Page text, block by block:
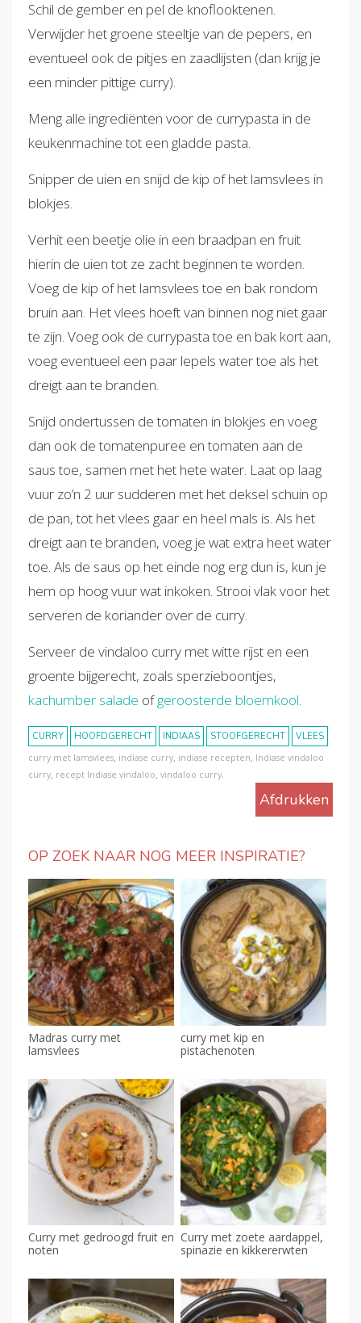
Schil de gember en pel de knoflooktenen.
Verwijder het groene steeltje van de pepers, en
eventueel ook de pitjes en zaadlijsten (dan krijg je
een minder pittige curry).
Meng alle ingrediënten voor de currypasta in de
keukenmachine tot een gladde pasta.
Snipper de uien en snijd de kip of het lamsvlees in
blokjes.
Verhit een beetje olie in een braadpan en fruit
hierin de uien tot ze zacht beginnen te worden.
Voeg de kip of het lamsvlees toe en bak rondom
bruin aan. Het vlees hoeft van binnen nog niet gaar
te zijn. Voeg ook de currypasta toe en bak kort aan,
voeg eventueel een paar lepels water toe als het
dreigt aan te branden.
Snijd ondertussen de tomaten in blokjes en voeg
dan ook de tomatenpuree en tomaten aan de
saus toe, samen met het hete water. Laat op laag
vuur zo’n 2 uur sudderen met het deksel schuin op
de pan, tot het vlees gaar en heel mals is. Als het
dreigt aan te branden, voeg je wat extra heet water
toe. Als de saus op het einde nog erg dun is, kun je
hem op hoog vuur wat inkoken. Strooi vlak voor het
serveren de koriander over de curry.
Serveer de vindaloo curry met witte rijst en een
groente bijgerecht, zoals sperzieboontjes,
kachumber salade ofgeroosterde bloemkool.
CURRY HOOFDGERECHT INDIAAS STOOFGERECHT VLEES
curry met lamsvlees indiase curry indiase recepten Indiase vindaloo
curry recept Indiase vindaloo vindaloo curry.
Afdrukken
OP ZOEK NAAR NOG MEER INSPIRATIE?
Madras curry met
lamsvlees
curry met kip en
pistachenoten
Curry met gedroogd fruit en
noten
Curry met zoete aardappel,
spinazie en kikkererwten